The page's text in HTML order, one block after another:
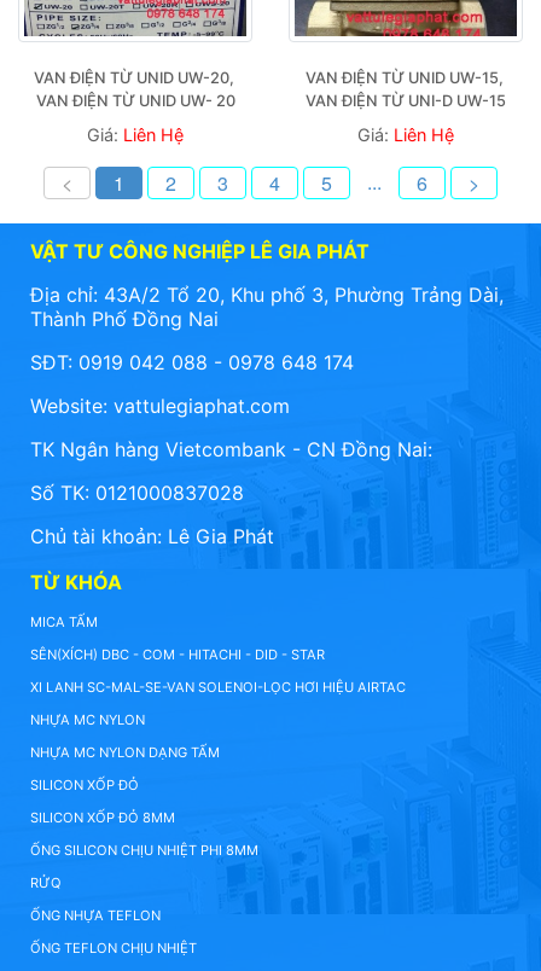
VAN ĐIỆN TỪ UNID UW-20,
VAN ĐIỆN TỪ UNID UW- 20
Giá: Liên Hệ
VAN ĐIỆN TỪ UNID UW-15,
VAN ĐIỆN TỪ UNI-D UW-15
Giá: Liên Hệ
< 1 2 3 4 5 ... 6 >
VẬT TƯ CÔNG NGHIỆP LÊ GIA PHÁT
Địa chỉ: 43A/2 Tổ 20, Khu phố 3, Phường Trảng Dài,
Thành Phố Đồng Nai
SĐT: 0919 042 088 - 0978 648 174
Website: vattulegiaphat.com
TK Ngân hàng Vietcombank - CN Đồng Nai:
Số TK: 0121000837028
Chủ tài khoản: Lê Gia Phát
TỪ KHÓA
MICA TẤM
SÊN(XÍCH) DBC - COM - HITACHI - DID - STAR
XI LANH SC-MAL-SE-VAN SOLENOI-LỌC HƠI HIỆU AIRTAC
NHỰA MC NYLON
NHỰA MC NYLON DẠNG TẤM
SILICON XỐP ĐỎ
SILICON XỐP ĐỎ 8MM
ỐNG SILICON CHỊU NHIỆT PHI 8MM
RỬQ
ỐNG NHỰA TEFLON
ỐNG TEFLON CHỊU NHIỆT